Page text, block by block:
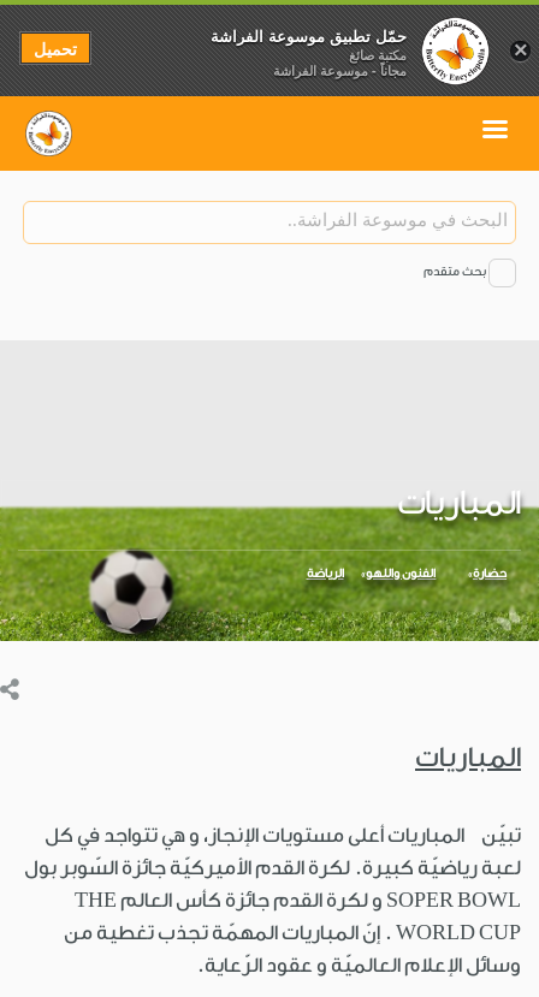
بحث متقدم
المباريات
حضارة الفنون واللهو الرياضة
المباريات
تبيّن المباريات أعلى مستويات الإنجاز، و هي تتواجد في كل
لعبة رياضيّة كبيرة. لكرة القدم الأميركيّة جائزة السّوبر بول
SOPER BOWL و لكرة القدم جائزة كأس العالم THE
WORLD CUP . إنّ المباريات المهمّة تجذب تغطية من
وسائل الإعلام العالميّة و عقود الرّعاية.
×
حمّل تطبيق موسوعة الفراشة
مكتبة صائغ
مجاناً - موسوعة الفراشة
تحميل